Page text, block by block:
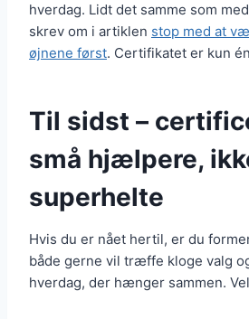
hverdag. Lidt det samme som
skrev om i artiklen stop med at
øjnene først. Certifikatet er kun
Til sidst –
små hjælpere,
superhelte
Hvis du er nået hertil, er du
både gerne vil træffe kloge valg
hverdag, der hænger sammen.